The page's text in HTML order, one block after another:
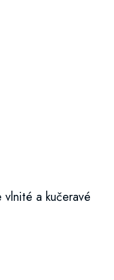
a kučeravé